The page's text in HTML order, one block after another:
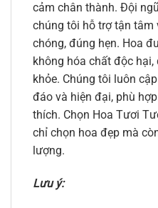
cảm chân thành. Đội
chúng tôi hỗ trợ tận tâm
chóng, đúng hẹn. Hoa
không hóa chất độc
khỏe. Chúng tôi luôn
đáo và hiện đại, phù
thích. Chọn Hoa Tươi
chỉ chọn hoa đẹp mà
lượng.
Lưu ý: